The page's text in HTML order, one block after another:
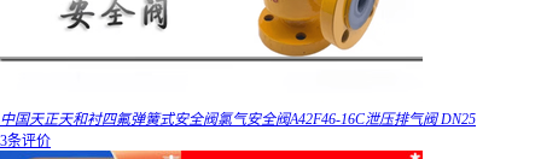
中国天正天和衬四氟弹簧式安全阀氯气安全阀A42F46-16C泄压排气阀 DN25
3条评价